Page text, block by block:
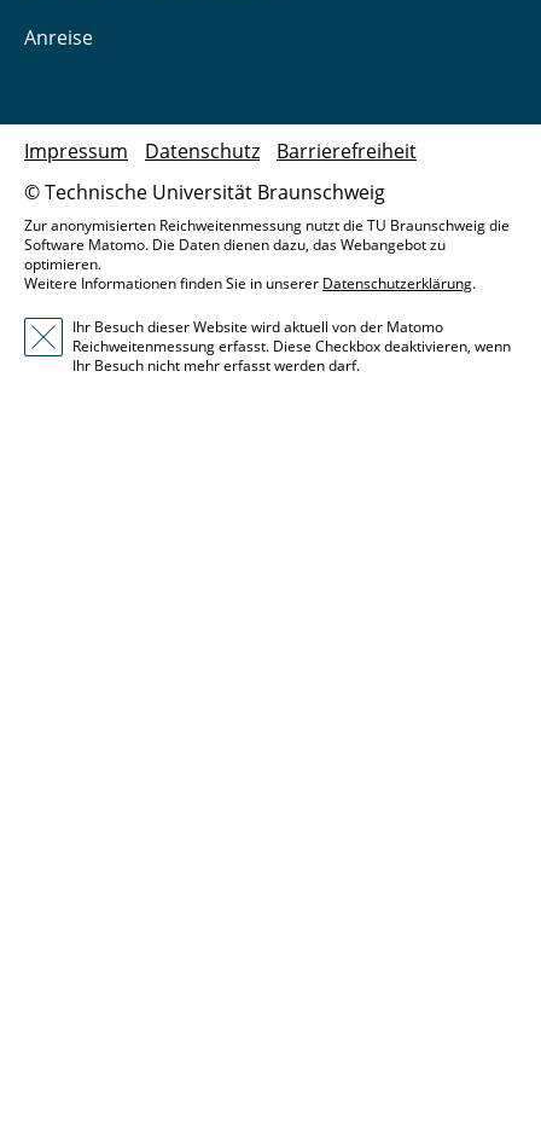
Anreise
© Technische Universität Braunschweig
Impressum Datenschutz Barrierefreiheit
Zur anonymisierten Reichweitenmessung nutzt die TU Braunschweig die
Software Matomo. Die Daten dienen dazu, das Webangebot zu
optimieren.
Weitere Informationen finden Sie in unserer Datenschutzerklärung.
Ihr Besuch dieser Website wird aktuell von der Matomo
Reichweitenmessung erfasst. Diese Checkbox deaktivieren, wenn
Ihr Besuch nicht mehr erfasst werden darf.